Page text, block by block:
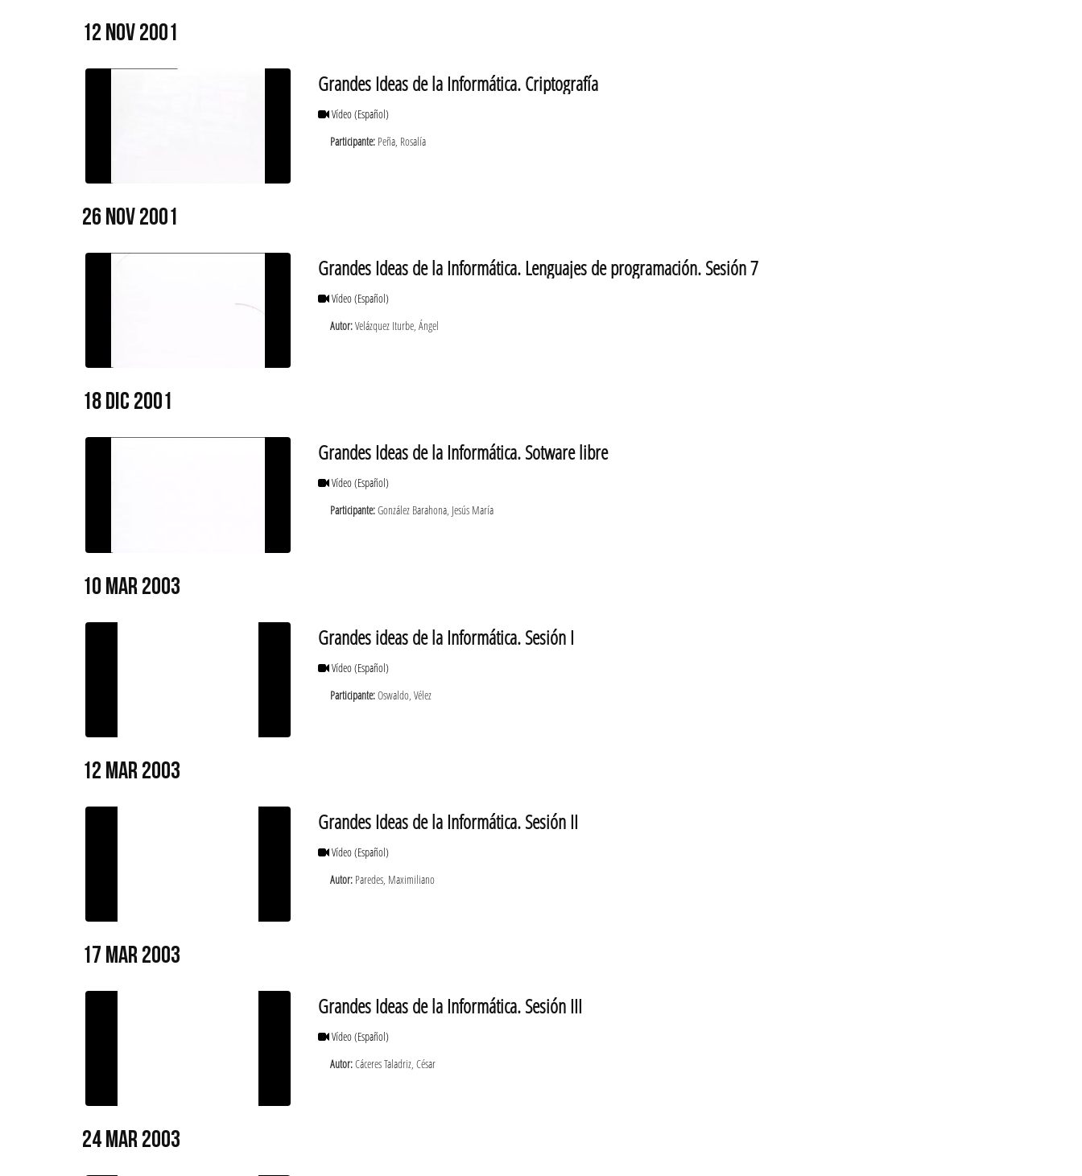
12 NOV 2001
Grandes Ideas de la Informática. Criptografía
Vídeo(Español)
Participante:Peña, Rosalía
26 NOV 2001
Grandes Ideas de la Informática. Lenguajes de programación. Sesión 7
Vídeo(Español)
Autor:Velázquez Iturbe, Ángel
18 DIC 2001
Grandes Ideas de la Informática. Sotware libre
Vídeo(Español)
Participante:González Barahona, Jesús María
10 MAR 2003
Grandes ideas de la Informática. Sesión I
Vídeo(Español)
Participante:Oswaldo, Vélez
12 MAR 2003
Grandes Ideas de la Informática. Sesión II
Vídeo(Español)
Autor:Paredes, Maximiliano
17 MAR 2003
Grandes Ideas de la Informática. Sesión III
Vídeo(Español)
Autor:Cáceres Taladriz, César
24 MAR 2003